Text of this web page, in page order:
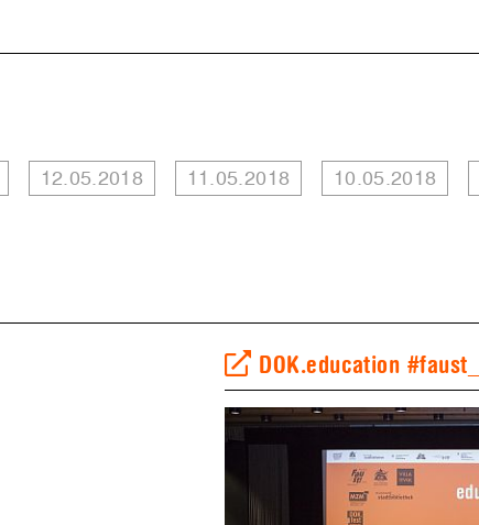
12.05.2018 11.05.2018 10.05.2018
DOK.education